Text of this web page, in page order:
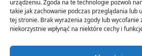
urządzeniu. Zgoda na te technologie pozwoli
takie jak zachowanie podczas przeglądania lub
tej stronie. Brak wyrażenia zgody lub wycofanie
niekorzystnie wpłynąć na niektóre cechy i